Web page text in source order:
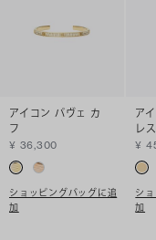
アイコン パヴェ カ
フ
¥ 36,300
ショッピングバッグに追
加
ア
レ
¥
シ
加